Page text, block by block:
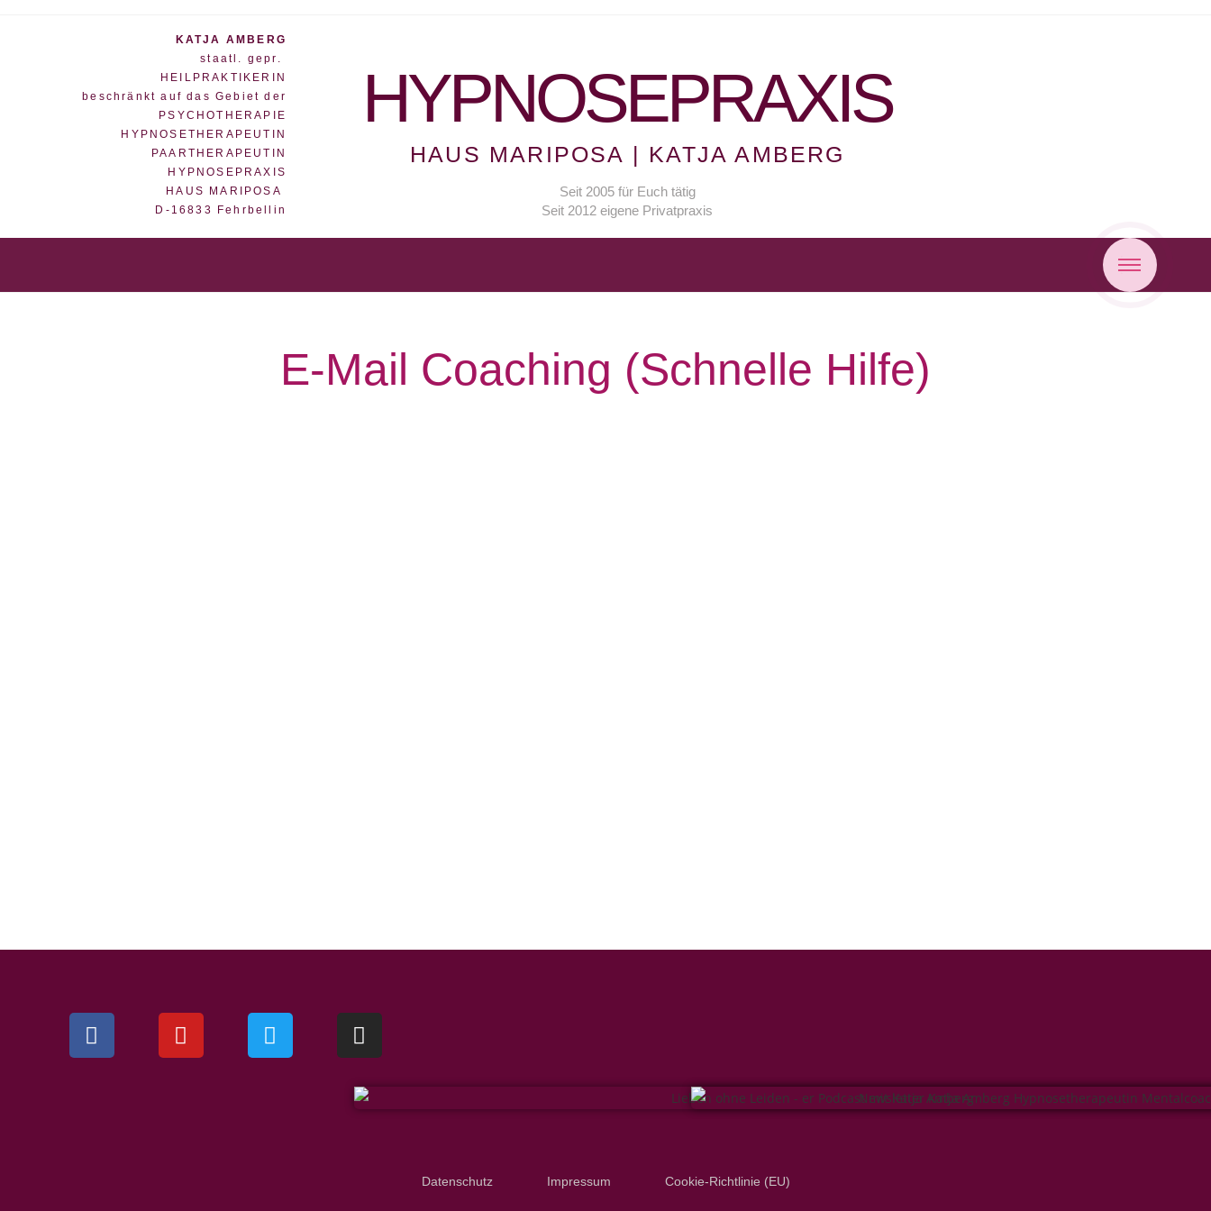
KATJA AMBERG
staatl. gepr.
HEILPRAKTIKERIN
beschränkt auf das Gebiet der
PSYCHOTHERAPIE
HYPNOSETHERAPEUTIN
PAARTHERAPEUTIN
HYPNOSEPRAXIS
HAUS MARIPOSA
D-16833 Fehrbellin
HYPNOSEPRAXIS
HAUS MARIPOSA | KATJA AMBERG
Seit 2005 für Euch tätig
Seit 2012 eigene Privatpraxis
E-Mail Coaching (Schnelle Hilfe)
Datenschutz Impressum Cookie-Richtlinie (EU)